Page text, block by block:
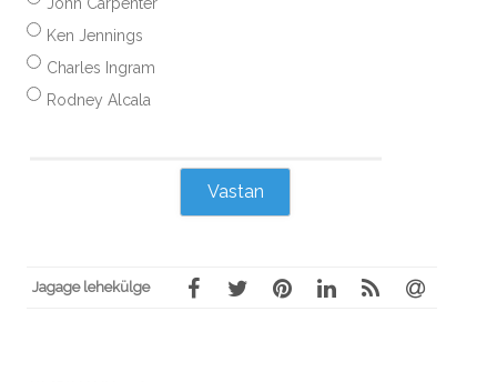
Ken Jennings
Charles Ingram
Rodney Alcala
Jagage lehekülge